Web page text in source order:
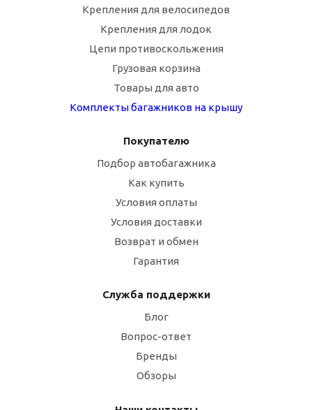
Крепления для велосипедов
Крепления для лодок
Цепи противоскольжения
Грузовая корзина
Товары для авто
Комплекты багажников на крышу
Покупателю
Подбор автобагажника
Как купить
Условия оплаты
Условия доставки
Возврат и обмен
Гарантия
Служба поддержки
Блог
Вопрос-ответ
Бренды
Обзоры